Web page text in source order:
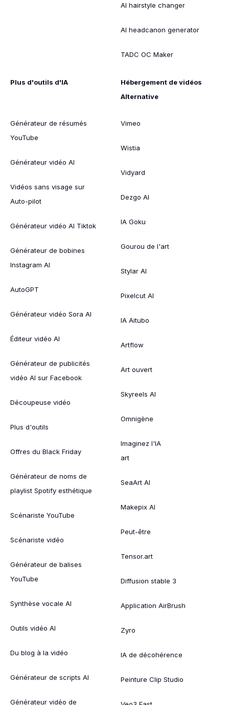
AI hairstyle changer
AI headcanon generator
TADC OC Maker
Plus d'outils d'IA
Générateur de résumés
YouTube
Générateur vidéo AI
Vidéos sans visage sur
Auto-pilot
Générateur vidéo AI Tiktok
Générateur de bobines
Instagram AI
AutoGPT
Générateur vidéo Sora AI
Éditeur vidéo AI
Générateur de publicités
vidéo AI sur Facebook
Découpeuse vidéo
Plus d'outils
Offres du Black Friday
Générateur de noms de
playlist Spotify esthétique
Scénariste YouTube
Scénariste vidéo
Générateur de balises
YouTube
Synthèse vocale AI
Outils vidéo AI
Du blog à la vidéo
Générateur de scripts AI
Générateur vidéo de
Hébergement de vidéos
Alternative
Vimeo
Wistia
Vidyard
Dezgo AI
IA Goku
Gourou de l'art
Stylar AI
Pixelcut AI
IA Aitubo
Artflow
Art ouvert
Skyreels AI
Omnigène
Imaginez l'IA
art
SeaArt AI
Makepix AI
Peut-être
Tensor.art
Diffusion stable 3
Application AirBrush
Zyro
IA de décohérence
Peinture Clip Studio